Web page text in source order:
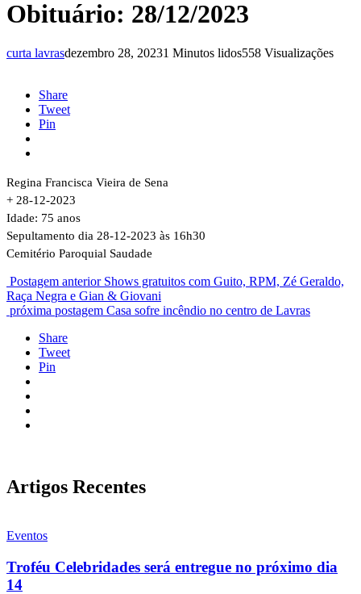
Obituário: 28/12/2023
curta lavrasdezembro 28, 20231 Minutos lidos558 Visualizações
Share
Tweet
Pin
Regina Francisca Vieira de Sena
+ 28-12-2023
Idade: 75 anos
Sepultamento dia 28-12-2023 às 16h30
Cemitério Paroquial Saudade
Postagem anterior Shows gratuitos com Guito, RPM, Zé Geraldo,
Raça Negra e Gian & Giovani
próxima postagem Casa sofre incêndio no centro de Lavras
Share
Tweet
Pin
Artigos Recentes
Eventos
Troféu Celebridades será entregue no próximo dia
14